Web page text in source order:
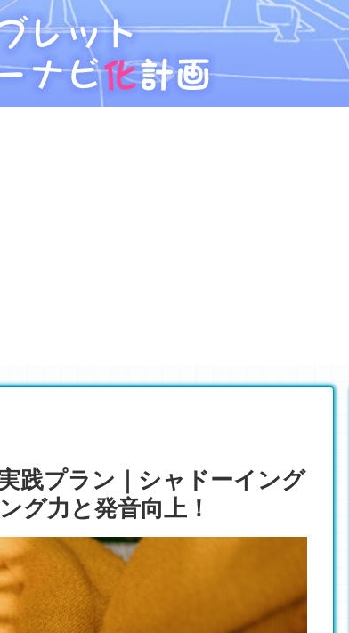
践プラン｜シャドーイング
グ力と発音向上！